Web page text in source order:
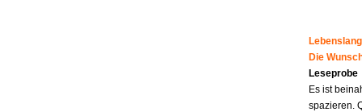
Die
Leseprobe
Es ist
spazieren.